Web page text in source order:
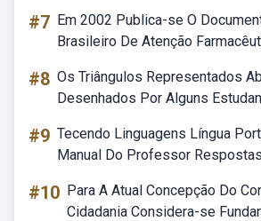
#7 Em 2002 Publica-se O
Brasileiro De Atenção
#8 Os Triângulos Representados
Desenhados Por Alguns
#9 Tecendo Linguagens Língua
Manual Do Professor Respostas
#10 Para A Atual Concepção Do
Cidadania Considera-se